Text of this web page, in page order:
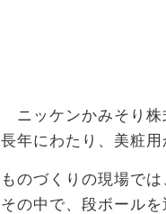
ニッケンかみそり株
長年にわたり、美粧
ものづくりの現場で
その中で、段ボール